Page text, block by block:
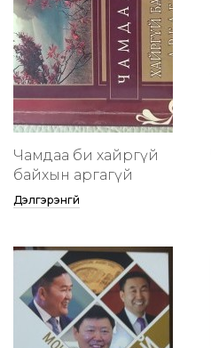
Чамдаа би хайргүй
байхын аргагүй
Дэлгэрэнгүй